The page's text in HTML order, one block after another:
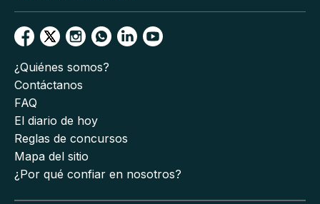
¿Quiénes somos?
Contáctanos
FAQ
El diario de hoy
Reglas de concursos
Mapa del sitio
¿Por qué confiar en nosotros?